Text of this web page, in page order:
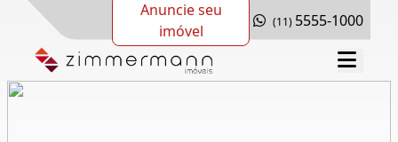
Anuncie seu
imóvel
(11) 5555-1000